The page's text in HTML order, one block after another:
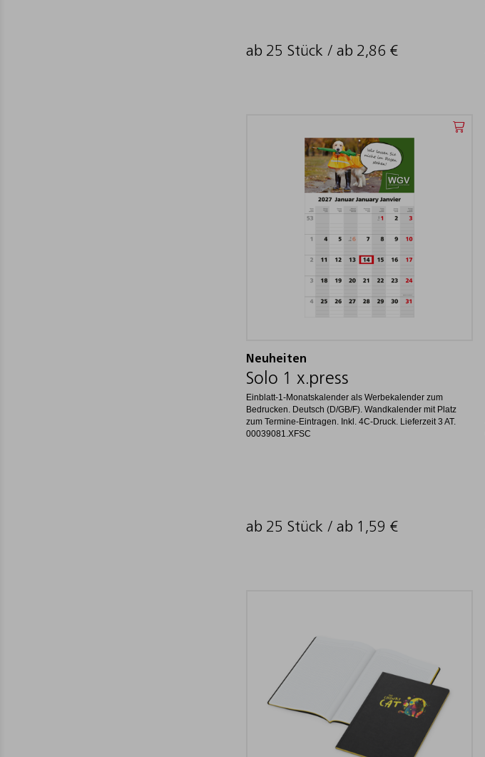
ab 25 Stück / ab 2,86 €
Neuheiten
Solo 1 x.press
Einblatt-1-Monatskalender als Werbekalender zum
Bedrucken. Deutsch (D/GB/F). Wandkalender mit Platz
zum Termine-Eintragen. Inkl. 4C-Druck. Lieferzeit 3 AT.
00039081.XFSC
ab 25 Stück / ab 1,59 €